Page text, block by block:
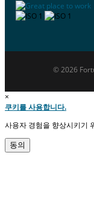
© 2026
×
쿠키를 사용합니다.
사용자 경험을 향상시키기
동의